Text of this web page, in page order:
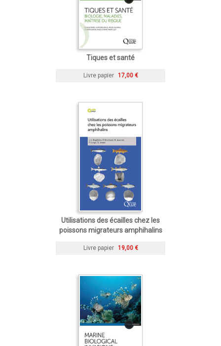
Tiques et santé
Livre papier 17,00 €
Utilisations des écailles chez les
poissons migrateurs amphihalins
Livre papier 19,00 €